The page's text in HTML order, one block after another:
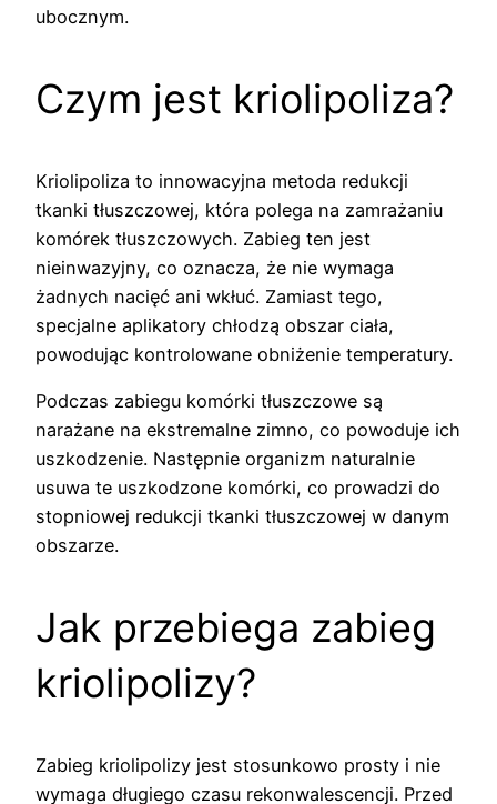
ubocznym.
Czym jest kriolipoliza?
Kriolipoliza to innowacyjna metoda redukcji
tkanki tłuszczowej, która polega na zamrażaniu
komórek tłuszczowych. Zabieg ten jest
nieinwazyjny, co oznacza, że nie wymaga
żadnych nacięć ani wkłuć. Zamiast tego,
specjalne aplikatory chłodzą obszar ciała,
powodując kontrolowane obniżenie temperatury.
Podczas zabiegu komórki tłuszczowe są
narażane na ekstremalne zimno, co powoduje ich
uszkodzenie. Następnie organizm naturalnie
usuwa te uszkodzone komórki, co prowadzi do
stopniowej redukcji tkanki tłuszczowej w danym
obszarze.
Jak przebiega zabieg
kriolipolizy?
Zabieg kriolipolizy jest stosunkowo prosty i nie
wymaga długiego czasu rekonwalescencji. Przed